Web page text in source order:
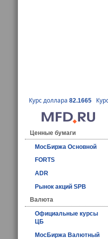
Курс доллара 82.1665
Ценные бумаги
МосБиржа Основной
FORTS
ADR
Рынок акций SPB
Валюта
Официальные курсы
ЦБ
МосБиржа Валютный